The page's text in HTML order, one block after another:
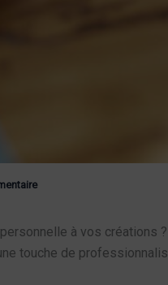
à vos créations
touche de